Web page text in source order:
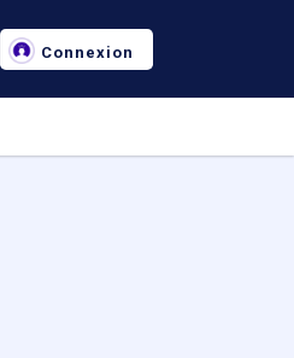
Connexion